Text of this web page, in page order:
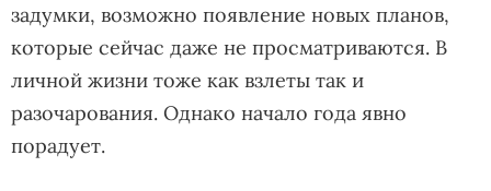
задумки, возможно появление новых планов,
которые сейчас даже не просматриваются. В
личной жизни тоже как взлеты так и
разочарования. Однако начало года явно
порадует.